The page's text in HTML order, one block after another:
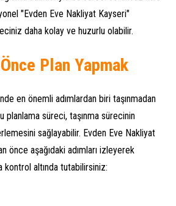
"Evden Eve Nakliyat Kayseri"
daha kolay ve huzurlu olabilir.
Plan Yapmak
en önemli adımlardan biri taşınmadan
planlama süreci, taşınma sürecinin
sağlayabilir. Evden Eve Nakliyat
önce aşağıdaki adımları izleyerek
kontrol altında tutabilirsiniz: